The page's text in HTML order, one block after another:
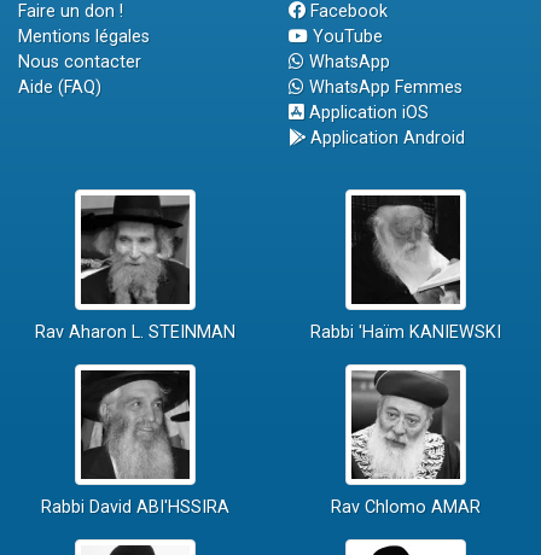
Faire un don !
Mentions légales
Nous contacter
Aide (FAQ)
Facebook
YouTube
WhatsApp
WhatsApp Femmes
Application iOS
Application Android
Rav Aharon L. STEINMAN Rabbi 'Haïm KANIEWSKI
Rabbi David ABI'HSSIRA Rav Chlomo AMAR